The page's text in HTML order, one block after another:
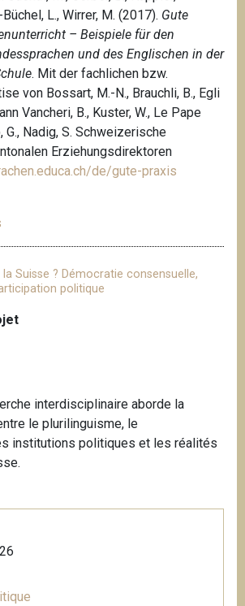
L., Wirrer, M. (2017). Gute
– Beispiele für den
und des Englischen in der
. Mit der fachlichen bzw.
von Bossart, M.-N., Brauchli, B., Egli
Vancheri, B., Kuster, W., Le Pape
G., Nadig, S. Schweizerische
Erziehungsdirektoren
de/gute-praxis
u
L
c
n
a
u
e
i
e
Suisse ? Démocratie consensuelle,
politique
interdisciplinaire aborde la
le plurilinguisme, le
institutions politiques et les réalités